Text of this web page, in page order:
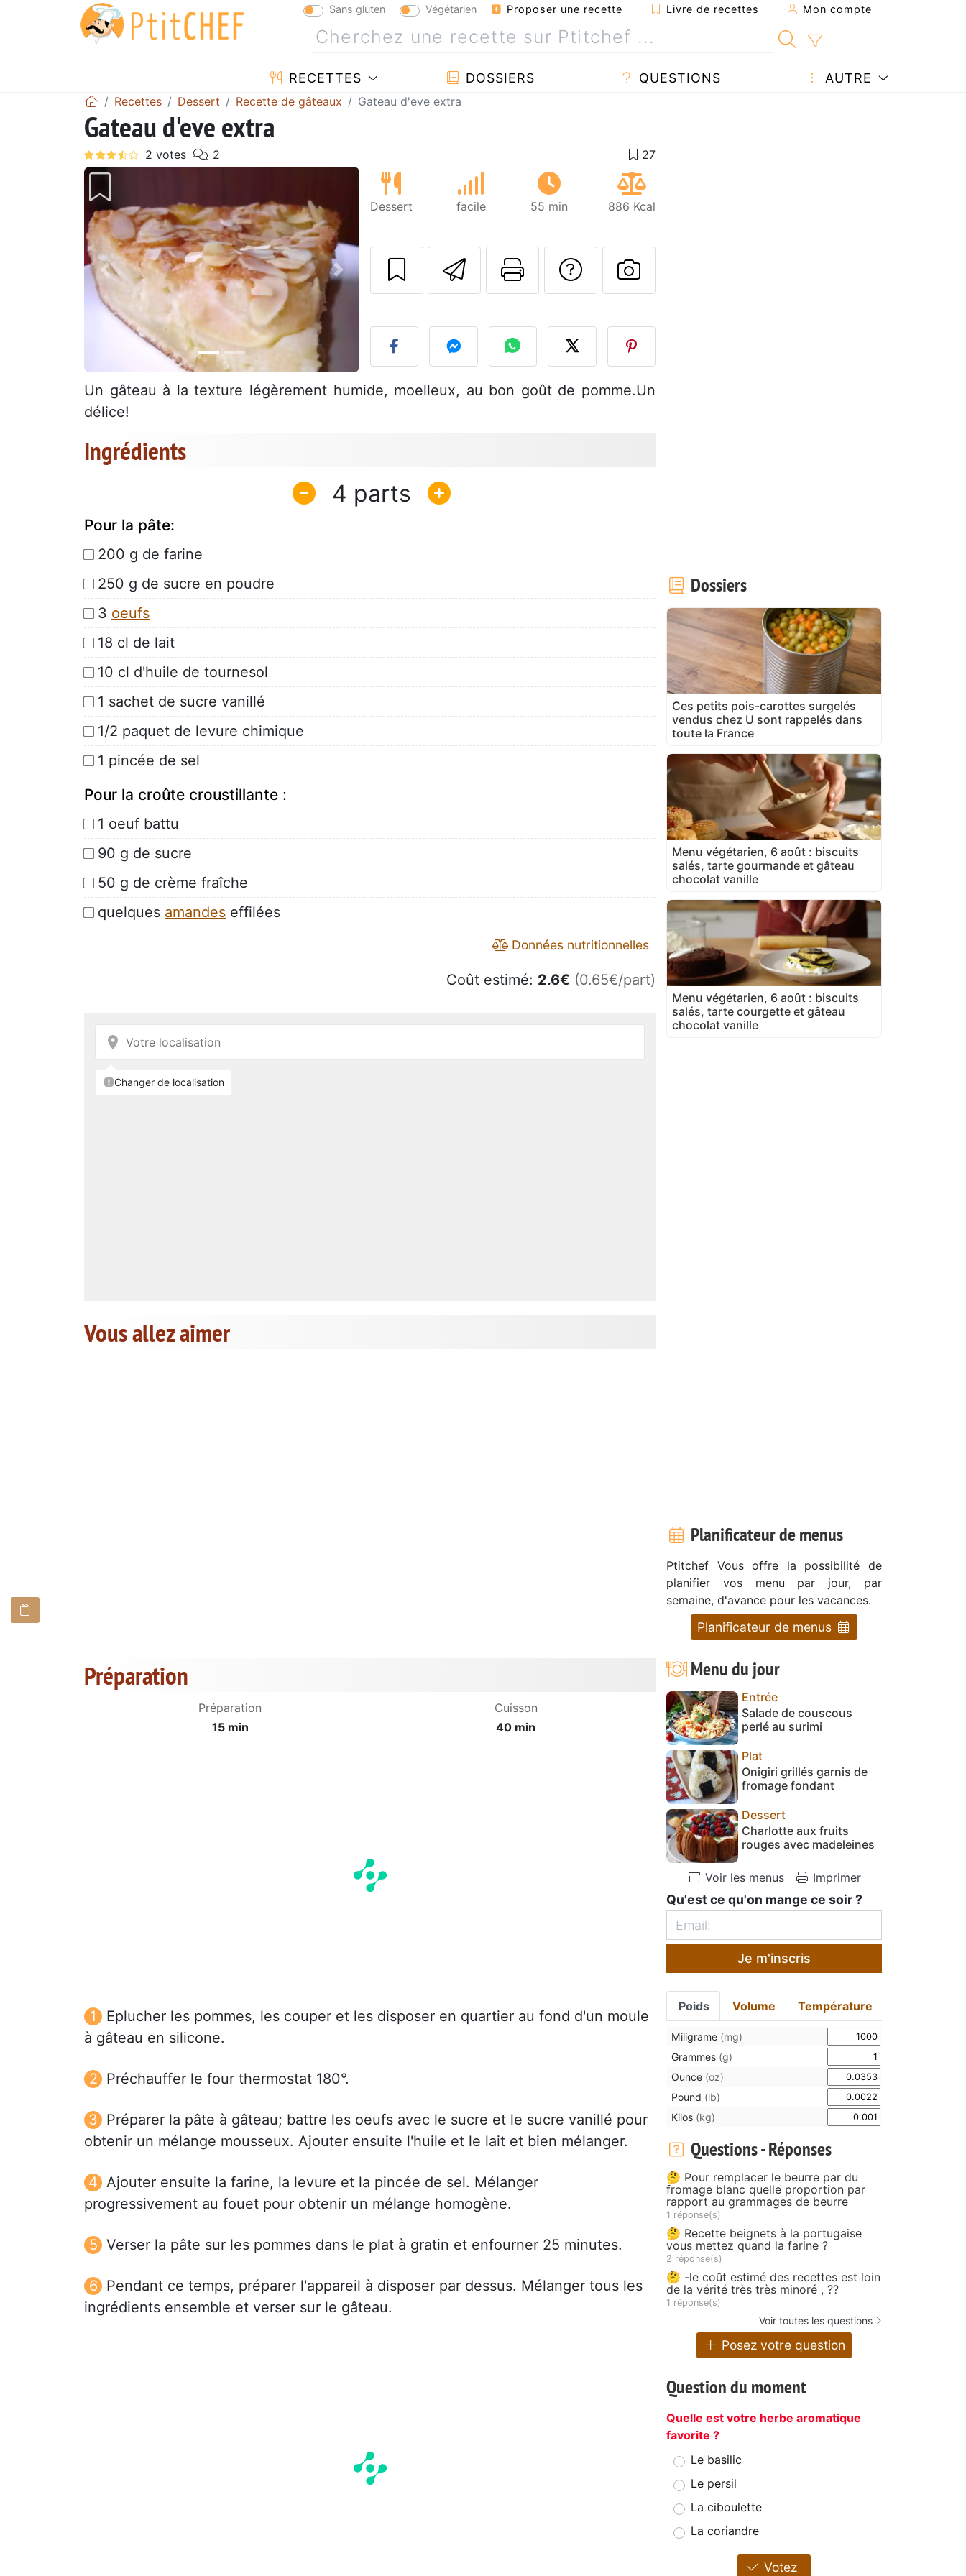
Sans gluten Végétarien Proposer une recette Livre de recettes Mon compte
RECETTES DOSSIERS QUESTIONS AUTRE
Recettes Dessert Recette de gâteaux Gateau d'eve extra
Gateau d'eve extra
Précédent Suivant
Dessert facile 55 min 886 Kcal
Envoyer cette recette à un ami
Imprimer cette page
Poser une question à l'auteur
Publier votre photo de cette
Un gâteau à la texture légèrement humide, moelleux, au bon goût de pomme.Un
délice!
Ingrédients
4
Pour la pâte:
200 g de farine
250 g de sucre en poudre
3 oeufs
18 cl de lait
10 cl d'huile de tournesol
1 sachet de sucre vanillé
1/2 paquet de levure chimique
1 pincée de sel
Pour la croûte croustillante :
1 oeuf battu
90 g de sucre
50 g de crème fraîche
quelques amandes effilées
Données nutritionnelles
Coût estimé: 2.6€ (0.65€/part)
Vous allez aimer
Préparation
Préparation
15 min
Cuisson
40 min
Eplucher les pommes, les couper et les disposer en quartier au fond d'un moule
à gâteau en silicone.
Préchauffer le four thermostat 180°.
Préparer la pâte à gâteau; battre les oeufs avec le sucre et le sucre vanillé pour
obtenir un mélange mousseux. Ajouter ensuite l'huile et le lait et bien mélanger.
Ajouter ensuite la farine, la levure et la pincée de sel. Mélanger
progressivement au fouet pour obtenir un mélange homogène.
Verser la pâte sur les pommes dans le plat à gratin et enfourner 25 minutes.
Pendant ce temps, préparer l'appareil à disposer par dessus. Mélanger tous les
ingrédients ensemble et verser sur le gâteau.
Dossiers
Ces petits pois-carottes surgelés
vendus chez U sont rappelés dans
toute la France
Menu végétarien, 6 août : biscuits
salés, tarte gourmande et gâteau
chocolat vanille
Menu végétarien, 6 août : biscuits
salés, tarte courgette et gâteau
chocolat vanille
Planificateur de menus
Ptitchef Vous offre la possibilité de
planifier vos menu par jour, par
semaine, d'avance pour les vacances.
Planificateur de menus
Menu du jour
Entrée
Salade de couscous
perlé au surimi
Plat
Onigiri grillés garnis de
fromage fondant
Dessert
Charlotte aux fruits
rouges avec madeleines
Voir les menus Imprimer
Qu'est ce qu'on mange ce soir ?
Je m'inscris
Poids Volume Température
Miligrame (mg)
Grammes (g)
Ounce (oz)
Pound (lb)
Kilos (kg)
Questions - Réponses
🤔 Pour remplacer le beurre par du
fromage blanc quelle proportion par
rapport au grammages de beurre
1 réponse(s)
🤔 Recette beignets à la portugaise
vous mettez quand la farine ?
2 réponse(s)
🤔 -le coût estimé des recettes est loin
de la vérité très très minoré , ??
1 réponse(s)
Voir toutes les questions
Posez votre question
Question du moment
Quelle est votre herbe aromatique
favorite ?
Le basilic
Le persil
La ciboulette
La coriandre
Votez